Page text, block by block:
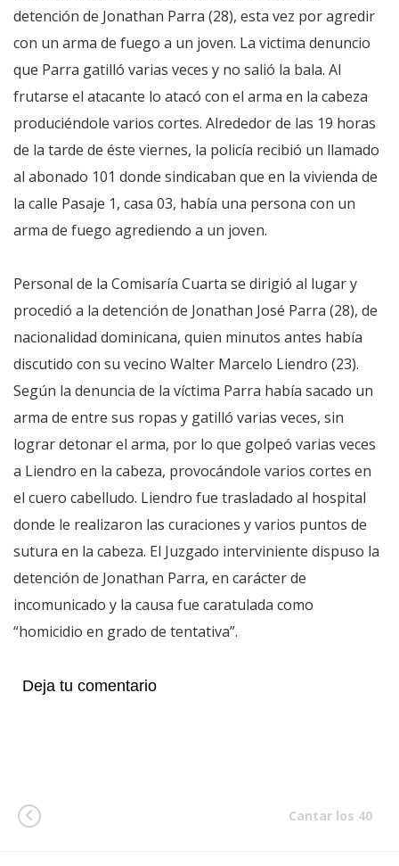
detención de Jonathan Parra (28), esta vez por agredir
con un arma de fuego a un joven. La victima denuncio
que Parra gatilló varias veces y no salió la bala. Al
frutarse el atacante lo atacó con el arma en la cabeza
produciéndole varios cortes. Alrededor de las 19 horas
de la tarde de éste viernes, la policía recibió un llamado
al abonado 101 donde sindicaban que en la vivienda de
la calle Pasaje 1, casa 03, había una persona con un
arma de fuego agrediendo a un joven.
Personal de la Comisaría Cuarta se dirigió al lugar y
procedió a la detención de Jonathan José Parra (28), de
nacionalidad dominicana, quien minutos antes había
discutido con su vecino Walter Marcelo Liendro (23).
Según la denuncia de la víctima Parra había sacado un
arma de entre sus ropas y gatilló varias veces, sin
lograr detonar el arma, por lo que golpeó varias veces
a Liendro en la cabeza, provocándole varios cortes en
el cuero cabelludo. Liendro fue trasladado al hospital
donde le realizaron las curaciones y varios puntos de
sutura en la cabeza. El Juzgado interviniente dispuso la
detención de Jonathan Parra, en carácter de
incomunicado y la causa fue caratulada como
“homicidio en grado de tentativa”.
Deja tu comentario
Cantar los 40